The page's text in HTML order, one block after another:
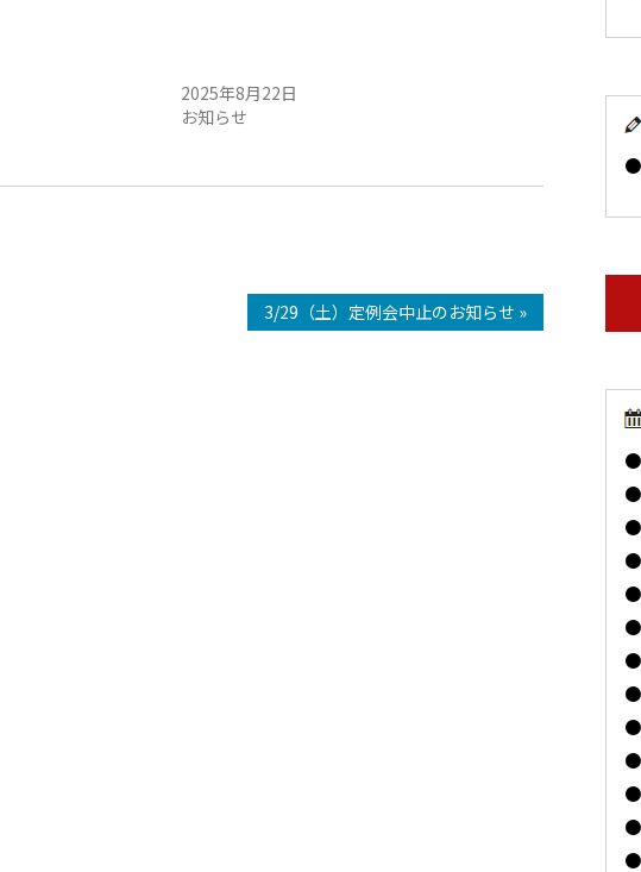
2025年8月22日
お知らせ
3/29（土）定例会中止のお知らせ »